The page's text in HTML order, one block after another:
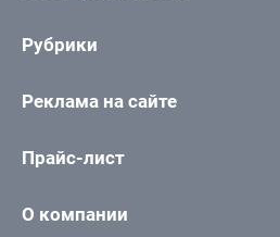
Рубрики
Реклама на сайте
Прайс-лист
О компании